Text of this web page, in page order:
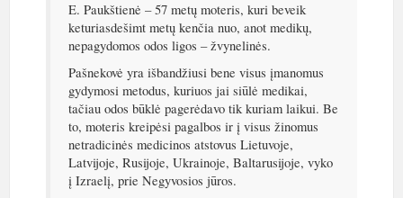
E. Paukštienė – 57 metų moteris, kuri beveik
keturiasdešimt metų kenčia nuo, anot medikų,
nepagydomos odos ligos – žvynelinės.
Pašnekovė yra išbandžiusi bene visus įmanomus
gydymosi metodus, kuriuos jai siūlė medikai,
tačiau odos būklė pagerėdavo tik kuriam laikui. Be
to, moteris kreipėsi pagalbos ir į visus žinomus
netradicinės medicinos atstovus Lietuvoje,
Latvijoje, Rusijoje, Ukrainoje, Baltarusijoje, vyko
į Izraelį, prie Negyvosios jūros.